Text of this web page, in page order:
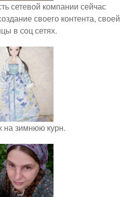
сетевой компании сейчас
своего контента, своей
в соц сетях.
на зимнюю курн.